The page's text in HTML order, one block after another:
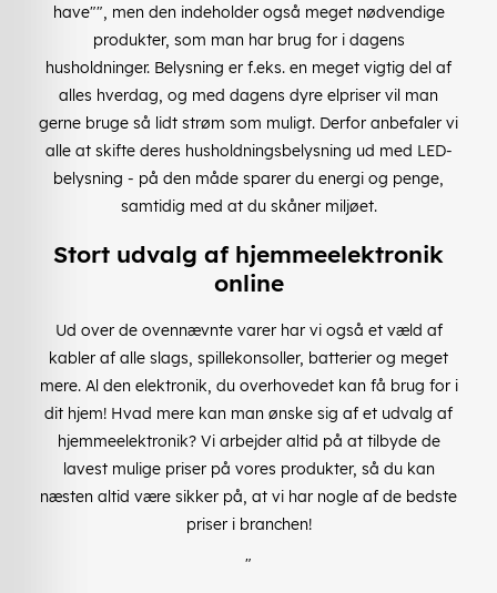
have"", men den indeholder også meget nødvendige
produkter, som man har brug for i dagens
husholdninger. Belysning er f.eks. en meget vigtig del af
alles hverdag, og med dagens dyre elpriser vil man
gerne bruge så lidt strøm som muligt. Derfor anbefaler vi
alle at skifte deres husholdningsbelysning ud med LED-
belysning - på den måde sparer du energi og penge,
samtidig med at du skåner miljøet.
Stort udvalg af hjemmeelektronik
online
Ud over de ovennævnte varer har vi også et væld af
kabler af alle slags, spillekonsoller, batterier og meget
mere. Al den elektronik, du overhovedet kan få brug for i
dit hjem! Hvad mere kan man ønske sig af et udvalg af
hjemmeelektronik? Vi arbejder altid på at tilbyde de
lavest mulige priser på vores produkter, så du kan
næsten altid være sikker på, at vi har nogle af de bedste
priser i branchen!
"